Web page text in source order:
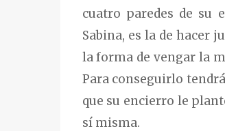
cuatro paredes de su
Sabina, es la de hacer
la forma de vengar la
Para conseguirlo
que su encierro le
sí misma.